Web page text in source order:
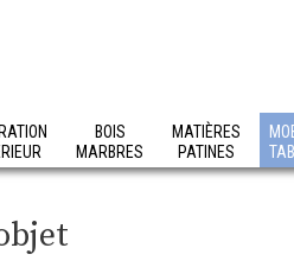
BOIS
MARBRES
MATIÈRES
PATINES